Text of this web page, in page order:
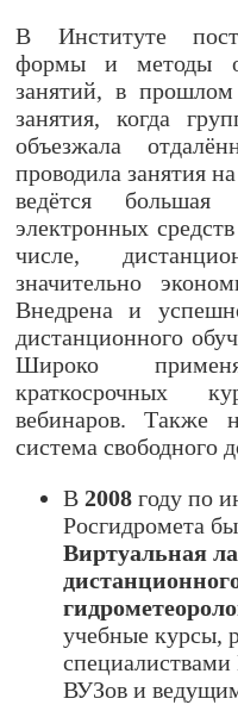
В Институте
формы и методы
занятий, в прошлом
занятия, когда
объезжала
проводила занятия
ведётся
электронных
числе,
значительно
Внедрена и
дистанционного
Широко
краткосрочных
вебинаров. Также
система свободного
В 2008 году по
Росгидромета
Виртуальная
учебные курсы,
ВУЗов и